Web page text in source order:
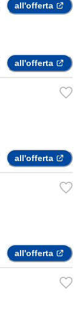
all'offerta
all'offerta
all'offerta
all'offerta